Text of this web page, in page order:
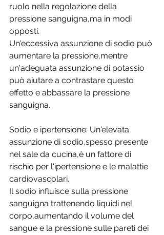
ruolo nella regolazione della
pressione sanguigna,ma in modi
opposti.
Un'eccessiva assunzione di sodio può
aumentare la pressione,mentre
un'adeguata assunzione di potassio
può aiutare a contrastare questo
effetto e abbassare la pressione
sanguigna.
Sodio e ipertensione: Un'elevata
assunzione di sodio,spesso presente
nel sale da cucina,è un fattore di
rischio per l'ipertensione e le malattie
cardiovascolari.
Il sodio influisce sulla pressione
sanguigna trattenendo liquidi nel
corpo,aumentando il volume del
sangue e la pressione sulle pareti dei